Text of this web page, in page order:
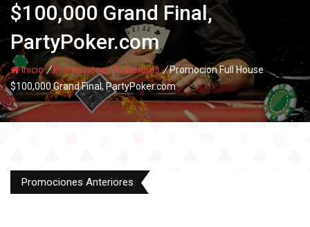
$100,000 Grand Final,
PartyPoker.com
Inicio/Promociones Anteriores/Promocion Full House
$100,000 Grand Final, PartyPoker.com
Promociones Anteriores